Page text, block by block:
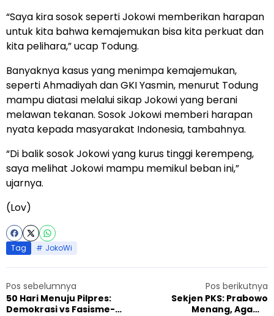
“Saya kira sosok seperti Jokowi memberikan harapan
untuk kita bahwa kemajemukan bisa kita perkuat dan
kita pelihara,” ucap Todung.
Banyaknya kasus yang menimpa kemajemukan,
seperti Ahmadiyah dan GKI Yasmin, menurut Todung
mampu diatasi melalui sikap Jokowi yang berani
melawan tekanan. Sosok Jokowi memberi harapan
nyata kepada masyarakat Indonesia, tambahnya.
“Di balik sosok Jokowi yang kurus tinggi kerempeng,
saya melihat Jokowi mampu memikul beban ini,”
ujarnya.
(Lov)
Tag JokoWi
Pos sebelumnya
50 Hari Menuju Pilpres:
Demokrasi vs Fasisme-
Pos berikutnya
Sekjen PKS: Prabowo
Menang, Agama